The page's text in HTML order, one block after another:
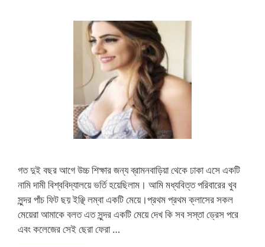
গত দুই বছর আগে উচ্চ শিক্ষার জন্য ব্রামনবাড়িয়া থেকে ঢাকা এসে একটি
নামি দামী বিশ্ববিদ্যালয়ে ভর্তি হয়েছিলাম। আমি মধ্যবিত্ত পরিবারের খুব
সুন্দর পাঁচ ফিট ছয় ইঞ্ছি লম্বা একটি মেয়ে।প্রথম প্রথম ক্লাসের সকল
মেয়েরা আমাকে বলত এত সুন্দর একটি মেয়ে দেখ কি সব সস্তা ড্রেস পরে
এবং কলেজের সেই ছেরা ফেরা …